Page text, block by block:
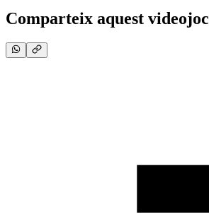
Comparteix aquest videojoc